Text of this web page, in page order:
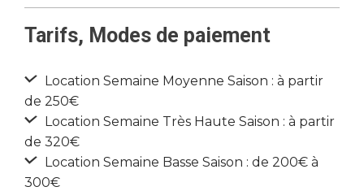
Tarifs, Modes de paiement
Location Semaine Moyenne Saison : à partir
de 250€
Location Semaine Très Haute Saison : à partir
de 320€
Location Semaine Basse Saison : de 200€ à
300€